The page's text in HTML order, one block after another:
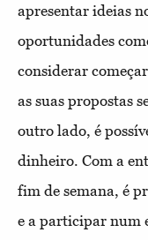
apresentar ideias
oportunidades
considerar
as suas propostas
outro lado, é
dinheiro. Com a
fim de semana, é
e a participar num